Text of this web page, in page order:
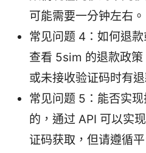
可能需要一分钟左右。
常见问题 4：如何退
查看 5sim 的退款政
或未接收验证码时有退
常见问题 5：能否实
的，通过 API 可以实
证码获取，但请遵循